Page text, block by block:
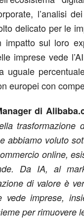
l’analisi
delicato per le
sul loro
imprese vede
uguale
europei con
di
trasformazione
abbiamo voluto
online,
Da IA, al
di valore è
imprese,
per rimuovere